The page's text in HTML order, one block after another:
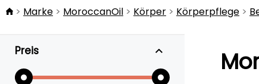
Marke MoroccanOil Körper Körperpflege
Preis